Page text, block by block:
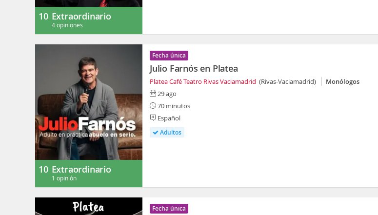
10 Extraordinario
4 opiniones
10 Extraordinario
1 opinión
Fecha única
Julio Farnós en Platea
Platea Café Teatro Rivas Vaciamadrid (Rivas-Vaciamadrid)
Monólogos
29 ago
70 minutos
Español
Adultos
Fecha única